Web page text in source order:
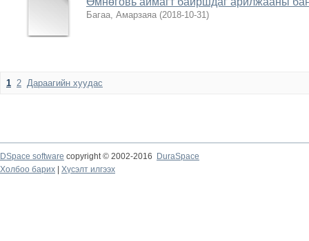
Багаа, Амарзаяа (2018-10-31)
1 2 Дараагийн хуудас
DSpace software copyright © 2002-2016
DuraSpace
Холбоо барих
Хүсэлт илгээх